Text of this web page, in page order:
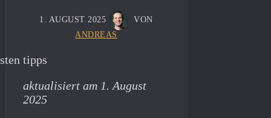
1. AUGUST 2025
VON
ANDREAS
aktualisiert am 1. August
2025